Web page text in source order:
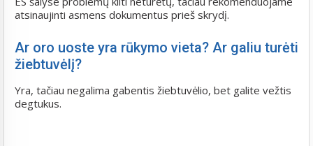
atsinaujinti asmens dokumentus prieš skrydį.
Ar oro uoste yra rūkymo vieta? Ar galiu turėti
žiebtuvėlį?
Yra, tačiau negalima gabentis žiebtuvėlio, bet galite vežtis
degtukus.